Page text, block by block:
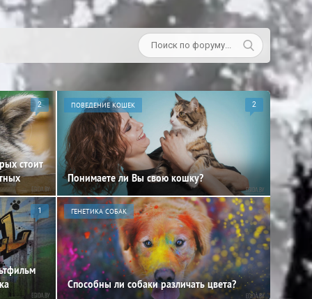
2
стоит
ПОВЕДЕНИЕ КОШЕК 2
Понимаете ли Вы свою кошку?
1 ГЕНЕТИКА СОБАК
Способны ли собаки различать цвета?